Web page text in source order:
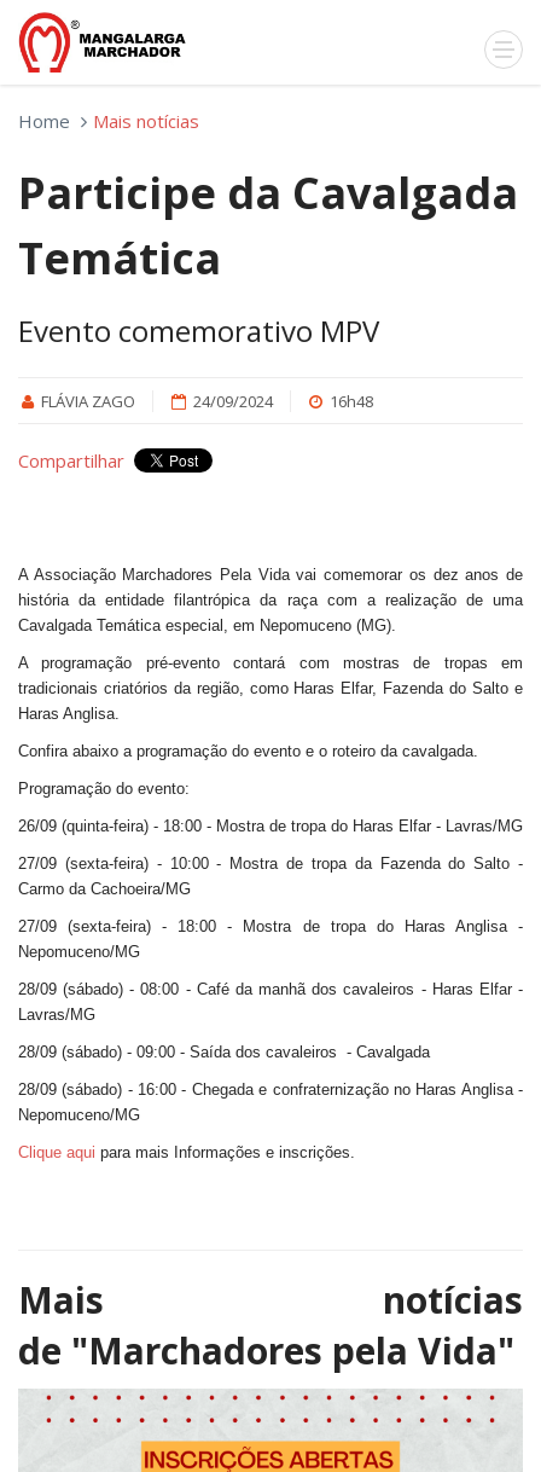
Home Mais notícias
Participe da Cavalgada
Temática
Evento comemorativo MPV
FLÁVIA ZAGO 24/09/2024 16h48
Compartilhar
A Associação Marchadores Pela Vida vai comemorar os dez anos de
história da entidade filantrópica da raça com a realização de uma
Cavalgada Temática especial, em Nepomuceno (MG).
A programação pré-evento contará com mostras de tropas em
tradicionais criatórios da região, como Haras Elfar, Fazenda do Salto e
Haras Anglisa.
Confira abaixo a programação do evento e o roteiro da cavalgada.
Programação do evento:
26/09 (quinta-feira) - 18:00 - Mostra de tropa do Haras Elfar - Lavras/MG
27/09 (sexta-feira) - 10:00 - Mostra de tropa da Fazenda do Salto -
Carmo da Cachoeira/MG
27/09 (sexta-feira) - 18:00 - Mostra de tropa do Haras Anglisa -
Nepomuceno/MG
28/09 (sábado) - 08:00 - Café da manhã dos cavaleiros - Haras Elfar -
Lavras/MG
28/09 (sábado) - 09:00 - Saída dos cavaleiros - Cavalgada
28/09 (sábado) - 16:00 - Chegada e confraternização no Haras Anglisa -
Nepomuceno/MG
Clique aqui para mais Informações e inscrições.
Mais notícias
de "Marchadores pela Vida"